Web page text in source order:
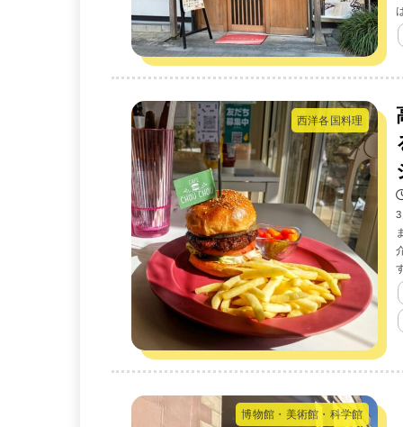
西洋各国料理
博物館・美術館・科学館